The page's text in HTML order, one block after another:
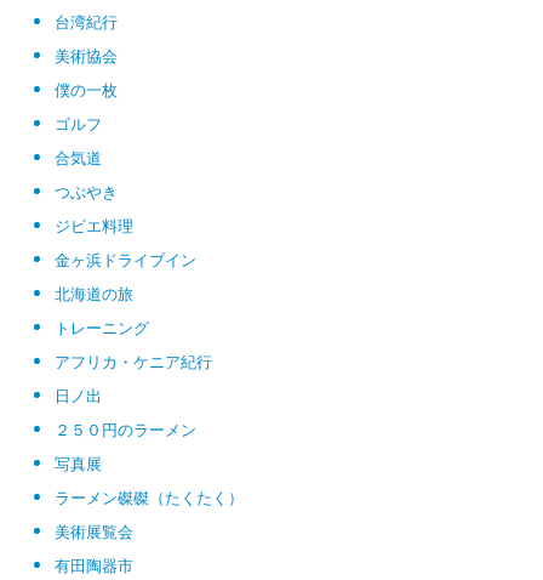
台湾紀行
美術協会
僕の一枚
ゴルフ
合気道
つぶやき
ジビエ料理
金ヶ浜ドライブイン
北海道の旅
トレーニング
アフリカ・ケニア紀行
日ノ出
２５０円のラーメン
写真展
ラーメン磔磔（たくたく）
美術展覧会
有田陶器市